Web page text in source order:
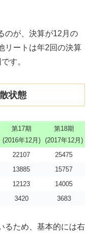
のが、決算が12月の
リートは年2回の決算
す。
状態
第17期
(2016年12月)
第18期
(2017年12月)
22107
25475
13885
15757
12123
14005
3420 3683
るため、基本的には右